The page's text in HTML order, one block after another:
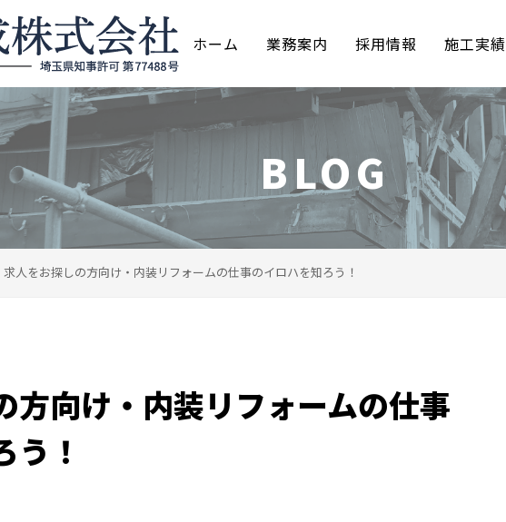
ホーム 業務案内 採用情報 施工実績
BLOG
求人をお探しの方向け・内装リフォームの仕事のイロハを知ろう！
方向け・内装リフォームの仕事
う！